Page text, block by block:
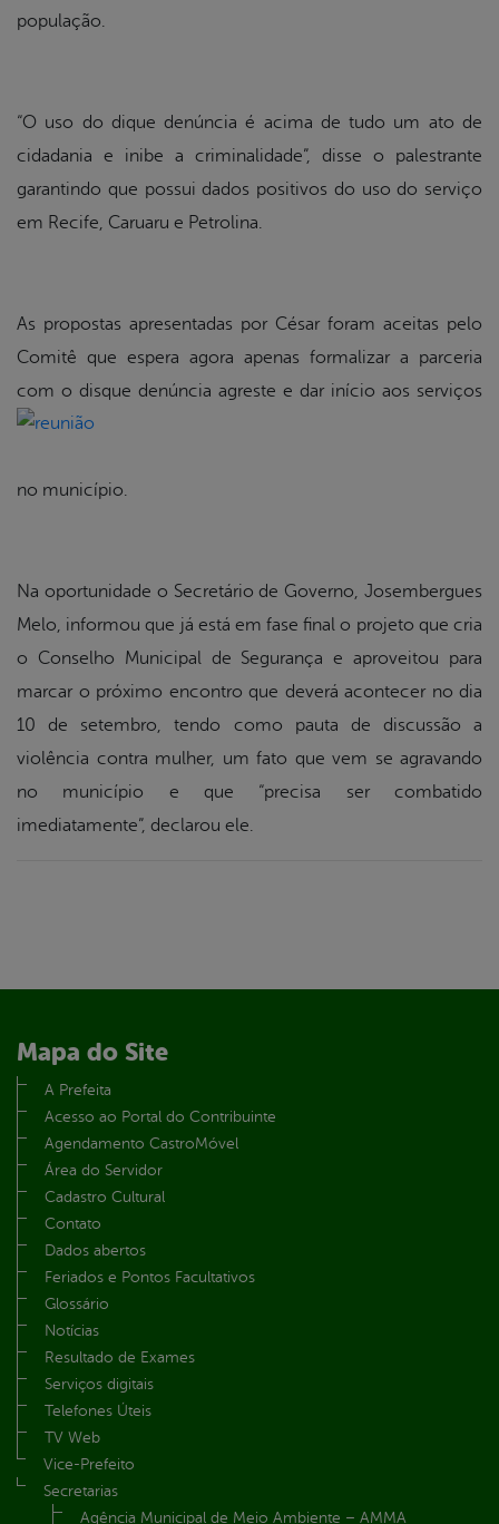
população.
“O uso do dique denúncia é acima de tudo um ato de
cidadania e inibe a criminalidade”, disse o palestrante
garantindo que possui dados positivos do uso do serviço
em Recife, Caruaru e Petrolina.
As propostas apresentadas por César foram aceitas pelo
Comitê que espera agora apenas formalizar a parceria
com o disque denúncia agreste e dar início aos serviços
no município.
Na oportunidade o Secretário de Governo, Josembergues
Melo, informou que já está em fase final o projeto que cria
o Conselho Municipal de Segurança e aproveitou para
marcar o próximo encontro que deverá acontecer no dia
10 de setembro, tendo como pauta de discussão a
violência contra mulher, um fato que vem se agravando
no município e que “precisa ser combatido
imediatamente”, declarou ele.
Mapa do Site
A Prefeita
Acesso ao Portal do Contribuinte
Agendamento CastroMóvel
Área do Servidor
Cadastro Cultural
Contato
Dados abertos
Feriados e Pontos Facultativos
Glossário
Notícias
Resultado de Exames
Serviços digitais
Telefones Úteis
TV Web
Vice-Prefeito
Secretarias
Agência Municipal de Meio Ambiente – AMMA